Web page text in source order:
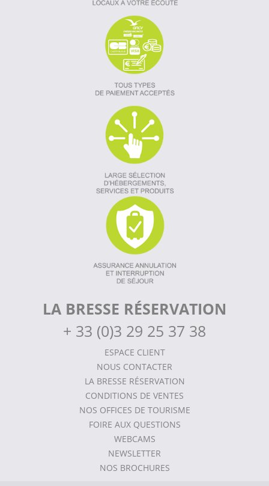
LA BRESSE RÉSERVATION
+ 33 (0)3 29 25 37 38
ESPACE CLIENT
NOUS CONTACTER
LA BRESSE RÉSERVATION
CONDITIONS DE VENTES
NOS OFFICES DE TOURISME
FOIRE AUX QUESTIONS
WEBCAMS
NEWSLETTER
NOS BROCHURES